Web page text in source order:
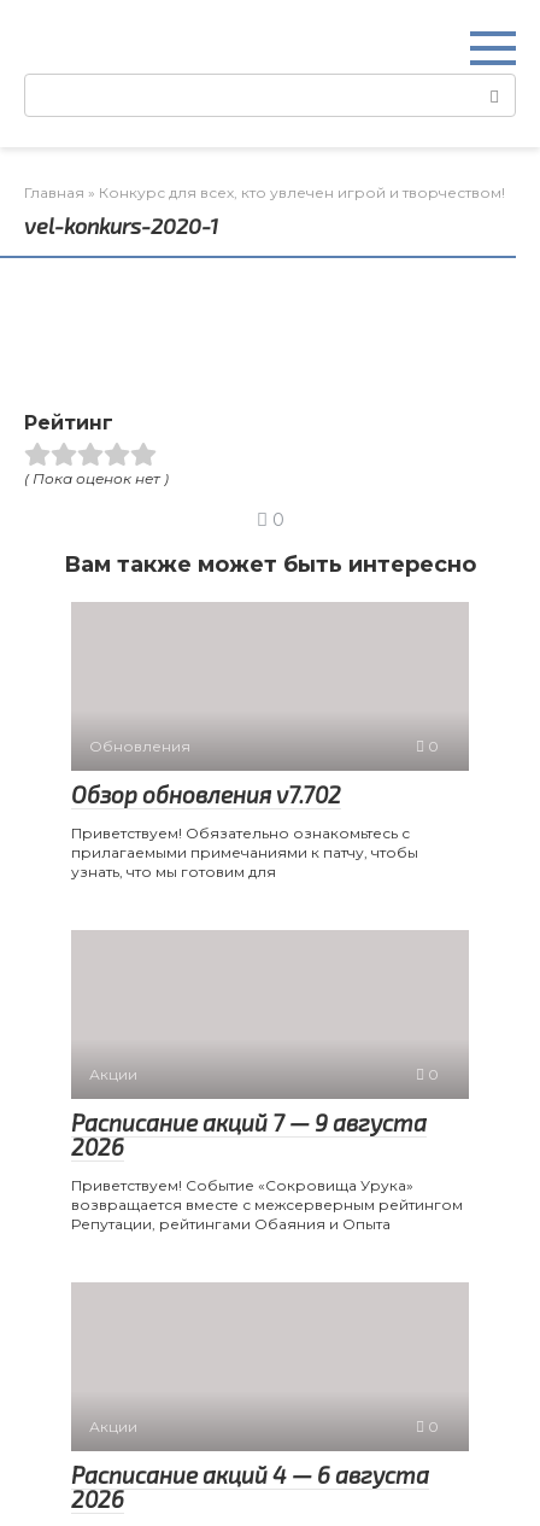
Поиск:
Главная » Конкурс для всех, кто увлечен игрой и творчеством!
vel-konkurs-2020-1
Рейтинг
( Пока оценок нет )
0
Вам также может быть интересно
Обновления 0
Обзор обновления v7.702
Приветствуем! Обязательно ознакомьтесь с
прилагаемыми примечаниями к патчу, чтобы
узнать, что мы готовим для
Акции 0
Расписание акций 7 — 9 августа
2026
Приветствуем! Событие «Сокровища Урука»
возвращается вместе с межсерверным рейтингом
Репутации, рейтингами Обаяния и Опыта
Акции 0
Расписание акций 4 — 6 августа
2026